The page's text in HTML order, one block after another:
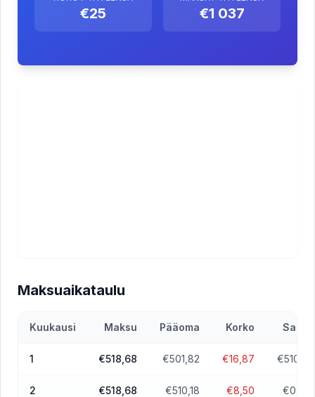
€25 €1 037
Maksuaikataulu
Kuukausi Maksu Pääoma Korko Saldo
1 €518,68 €501,82 €16,87 €510,18
2 €518,68 €510,18 €8,50 €0,00